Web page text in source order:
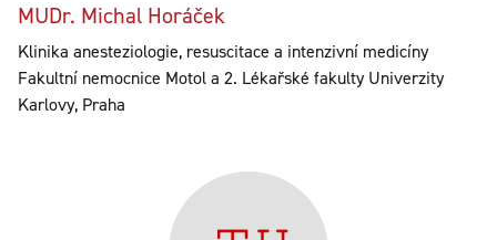
MUDr. Michal Horáček
Klinika anesteziologie, resuscitace a intenzivní medicíny
Fakultní nemocnice Motol a 2. Lékařské fakulty Univerzity
Karlovy, Praha